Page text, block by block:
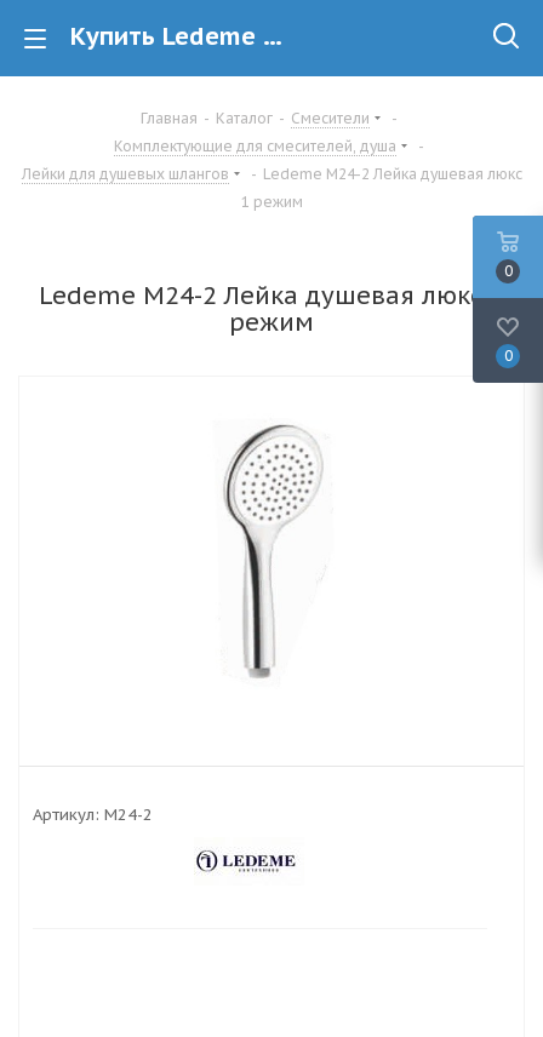
Купить Ledeme M24-2 Лейка душевая люкс 1 режим в Минске
Главная - Каталог - Смесители
-
Комплектующие для смесителей, душа
-
Лейки для душевых шлангов
- Ledeme M24-2 Лейка душевая люкс
1 режим
Ledeme M24-2 Лейка душевая люкс 1
режим
Артикул: M24-2
0
0